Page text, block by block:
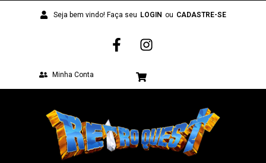
Seja bem vindo! Faça seu LOGIN ou CADASTRE-SE
Minha Conta